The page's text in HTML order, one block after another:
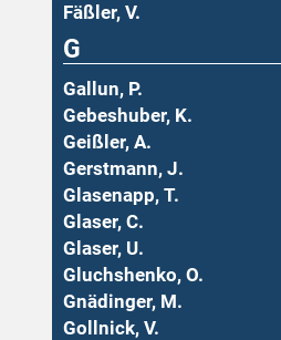
Fäßler, V.
G
Gallun, P.
Gebeshuber, K.
Geißler, A.
Gerstmann, J.
Glasenapp, T.
Glaser, C.
Glaser, U.
Gluchshenko, O.
Gnädinger, M.
Gollnick, V.